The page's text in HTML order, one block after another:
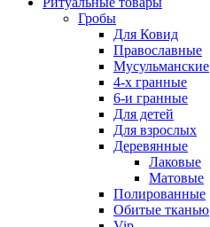
Гробы
Для Ковид
Православные
Мусульманские
4-х гранные
6-и гранные
Для детей
Для взрослых
Деревянные
Лаковые
Матовые
Полированные
Обитые тканью